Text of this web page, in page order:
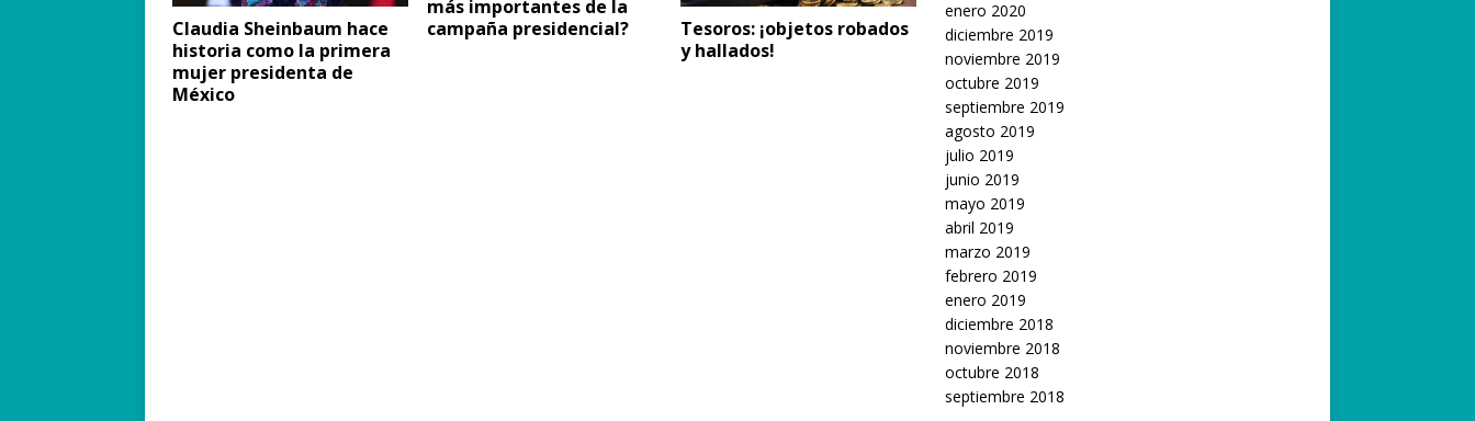
Claudia Sheinbaum hace
historia como la primera
mujer presidenta de
México
más importantes de la
campaña presidencial?
Tesoros: ¡objetos robados
y hallados!
enero 2020
diciembre 2019
noviembre 2019
octubre 2019
septiembre 2019
agosto 2019
julio 2019
junio 2019
mayo 2019
abril 2019
marzo 2019
febrero 2019
enero 2019
diciembre 2018
noviembre 2018
octubre 2018
septiembre 2018